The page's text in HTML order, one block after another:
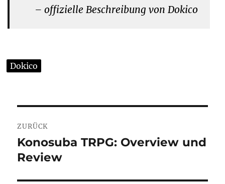
– offizielle Beschreibung von Dokico
Dokico
ZURÜCK
Vorheriger
Beitrag:
Konosuba TRPG: Overview und
Review